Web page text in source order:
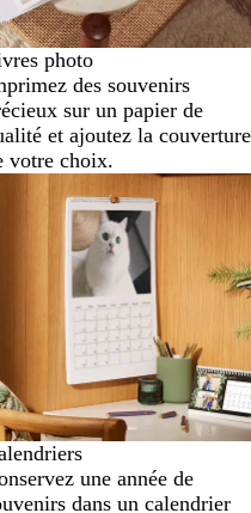
photo
des souvenirs
sur un papier de
et ajoutez la couverture
votre choix.
une année de
dans un calendrier